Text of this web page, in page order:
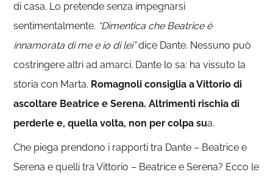
di casa. Lo pretende senza impegnarsi
sentimentalmente. “Dimentica che Beatrice è
innamorata di me e io di lei”dice Dante. Nessuno può
costringere altri ad amarci. Dante lo sa: ha vissuto la
storia con Marta. Romagnoli consiglia a Vittorio di
ascoltare Beatrice e Serena. Altrimenti rischia di
perderle e, quella volta, non per colpa sua.
Che piega prendono i rapporti tra Dante – Beatrice e
Serena e quelli tra Vittorio – Beatrice e Serena? Ecco le